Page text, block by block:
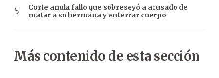
Corte anula fallo que sobreseyó a acusado de
matar a su hermana y enterrar cuerpo
Más contenido de esta sección